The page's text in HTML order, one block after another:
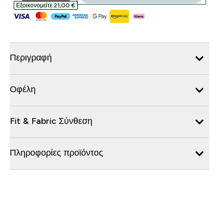
Εξοικονομείτε 21,00 €‎
Περιγραφή
Οφέλη
Fit & Fabric Σύνθεση
Πληροφορίες προϊόντος